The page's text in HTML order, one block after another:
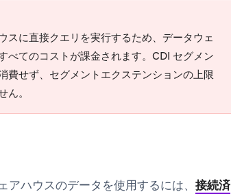
スに直接クエリを実行するため、データウェ
べてのコストが課金されます。CDI セグメン
費せず、セグメントエクステンションの上限
。
ハウスのデータを使用するには、 接続済